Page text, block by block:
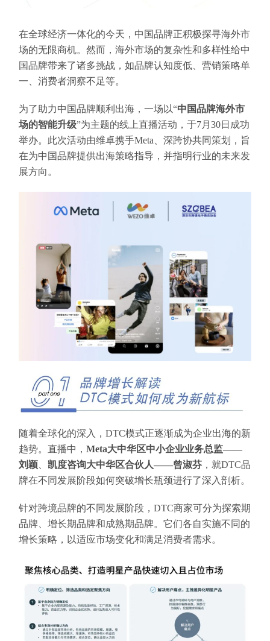
在全球经济一体化的今天，中国品牌正积极探寻海外市
场的无限商机。然而，海外市场的复杂性和多样性给中
国品牌带来了诸多挑战，如品牌认知度低、营销策略单
一、消费者洞察不足等。
为了助力中国品牌顺利出海，一场以“中国品牌海外市
场的智能升级”为主题的线上直播活动，于7月30日成功
举办。此次活动由维卓携手Meta、深跨协共同策划，旨
在为中国品牌提供出海策略指导，并指明行业的未来发
展方向。
随着全球化的深入，DTC模式正逐渐成为企业出海的新
趋势。直播中，Meta大中华区中小企业业务总监——
刘颖
凯度咨询大中华区合伙人——曾淑芬 ，就DTC品
牌在不同发展阶段如何突破增长瓶颈进行了深入剖析。
针对跨境品牌的不同发展阶段，DTC商家可分为探索期
品牌、增长期品牌和成熟期品牌。它们各自实施不同的
增长策略，以适应市场变化和满足消费者需求。